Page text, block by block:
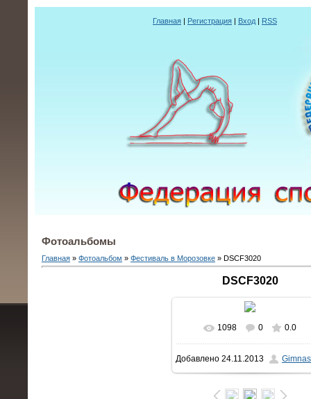
Главная | Регистрация | Вход | RSS
Фотоальбомы
Главная » Фотоальбом » Фестиваль в Морозовке » DSCF3020
DSCF3020
В реальном размере
1600x1200/ 144.6Kb
1098 0 0.0
Добавлено 24.11.2013